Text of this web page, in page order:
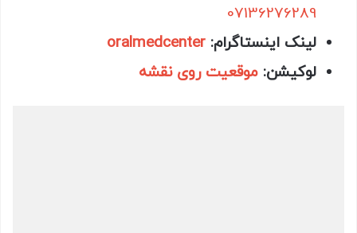
07136276289
لینک اینستاگرام: oralmedcenter
لوکیشن: موقعیت روی نقشه